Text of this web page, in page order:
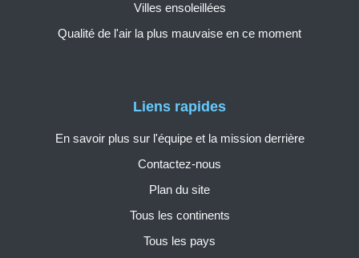
Liens rapides
En savoir plus sur l'équipe et la mission derrière
Contactez-nous
Plan du site
Tous les continents
Tous les pays
Villes ensoleillées
Qualité de l'air la plus mauvaise en ce moment